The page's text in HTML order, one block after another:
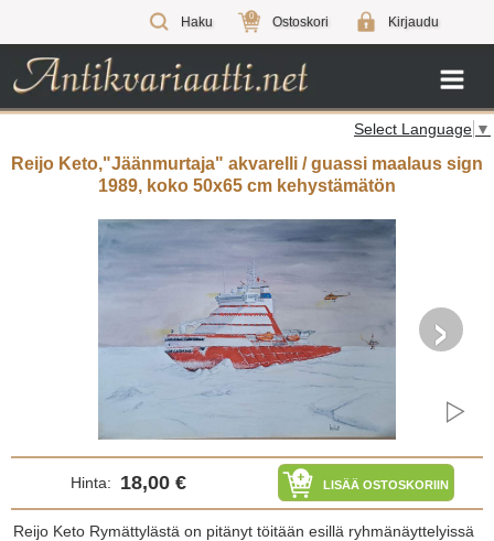
Haku 0 Ostoskori Kirjaudu
Select Language ▼
Reijo Keto,"Jäänmurtaja" akvarelli / guassi maalaus sign
1989, koko 50x65 cm kehystämätön
›
Hinta: 18,00 € LISÄÄ OSTOSKORIIN
Reijo Keto Rymättylästä on pitänyt töitään esillä ryhmänäyttelyissä